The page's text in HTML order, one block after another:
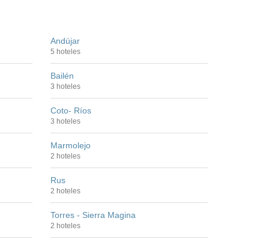
Andújar
5 hoteles
Bailén
3 hoteles
Coto- Ríos
3 hoteles
Marmolejo
2 hoteles
Rus
2 hoteles
Torres - Sierra Magina
2 hoteles